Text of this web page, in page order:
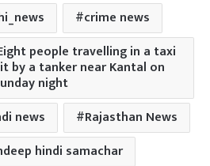
crime news
people travelling in a taxi
by a tanker near Kantal on
night
news
Rajasthan News
hindi samachar